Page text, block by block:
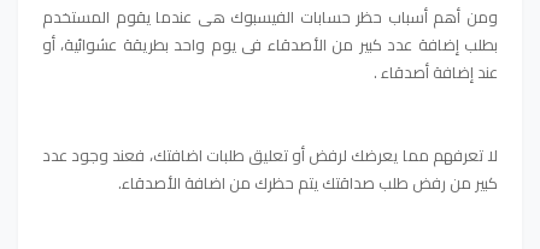
ومن أهم أسباب حظر حسابات الفيسبوك هى عندما يقوم المستخدم
بطلب إضافة عدد كبير من الأصدقاء فى يوم واحد بطريقة عشوائية، أو
عند إضافة أصدقاء .
لا تعرفهم مما يعرضك لرفض أو تعليق طلبات اضافتك، فعند وجود عدد
كبير من رفض طلب صداقتك يتم حظرك من اضافة الأصدقاء.